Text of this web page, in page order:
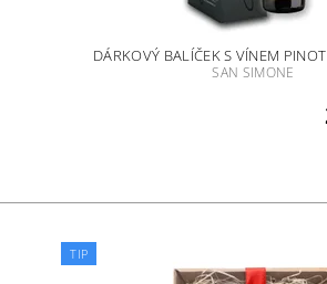
DÁRKOVÝ BALÍČEK S VÍNEM
SAN SIMONE
TIP